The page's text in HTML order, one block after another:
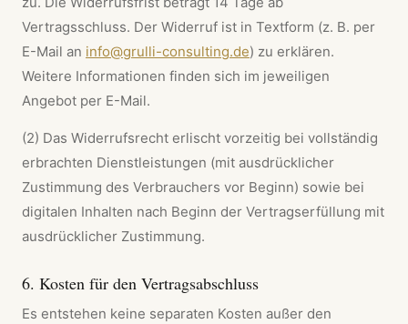
Vertragsschluss. Der Widerruf ist in Textform (z. B. per
E-Mail an info@grulli-consulting.de) zu erklären.
Weitere Informationen finden sich im jeweiligen
Angebot per E-Mail.
(2) Das Widerrufsrecht erlischt vorzeitig bei vollständig
erbrachten Dienstleistungen (mit ausdrücklicher
Zustimmung des Verbrauchers vor Beginn) sowie bei
digitalen Inhalten nach Beginn der Vertragserfüllung mit
ausdrücklicher Zustimmung.
6. Kosten für den Vertragsabschluss
Es entstehen keine separaten Kosten außer den